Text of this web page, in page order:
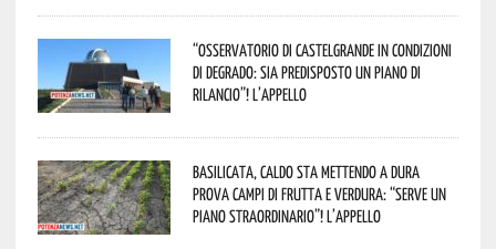
“Osservatorio di Castelgrande in condizioni
di degrado: sia predisposto un piano di
rilancio”! L’appello
Basilicata, caldo sta mettendo a dura
prova campi di frutta e verdura: “Serve un
piano straordinario”! L’appello